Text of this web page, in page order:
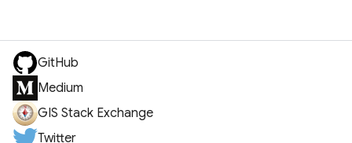
GitHub
Medium
GIS Stack Exchange
Twitter